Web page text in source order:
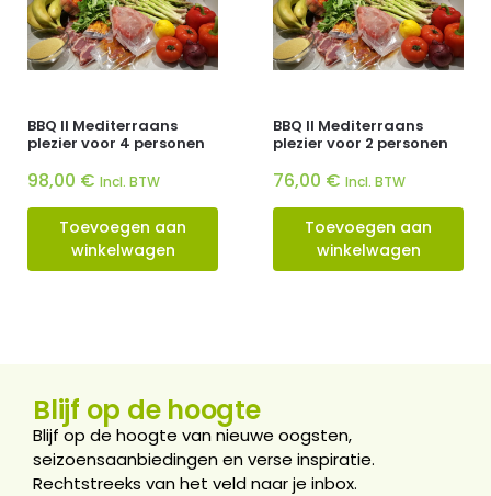
BBQ II Mediterraans
plezier voor 4 personen
98,00 € Incl. BTW
Toevoegen aan
winkelwagen
BBQ II Mediterraans
plezier voor 2 personen
76,00 € Incl. BTW
Toevoegen aan
winkelwagen
Blijf op de hoogte
Blijf op de hoogte van nieuwe oogsten,
seizoensaanbiedingen en verse inspiratie.
Rechtstreeks van het veld naar je inbox.